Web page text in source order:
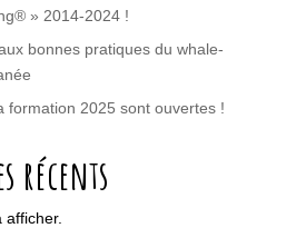
» 2014-2024 !
bonnes pratiques du whale-
formation 2025 sont ouvertes !
récents